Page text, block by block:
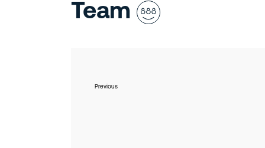
Team
Previous